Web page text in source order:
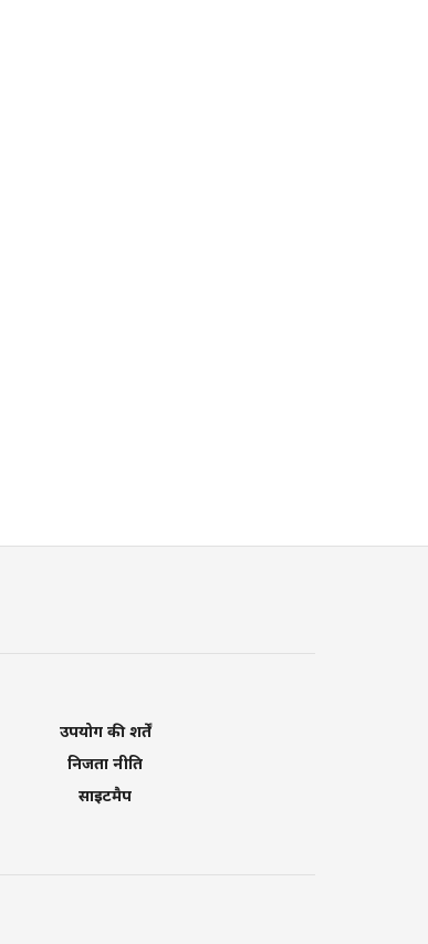
उपयोग की शर्तें
निजता नीति
साइटमैप